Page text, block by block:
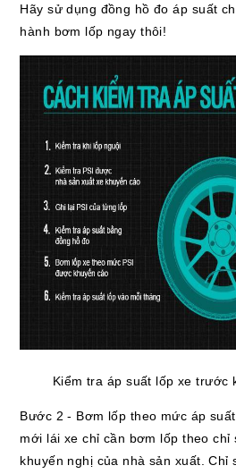
Hãy sử dụng đồng hồ đo áp suất
hành bơm lốp ngay thôi!
Kiểm tra áp suất lốp xe trước
Bước 2 - Bơm lốp theo mức áp
mới lái xe chỉ cần bơm lốp theo chỉ
khuyến nghị của nhà sản xuất. Chỉ